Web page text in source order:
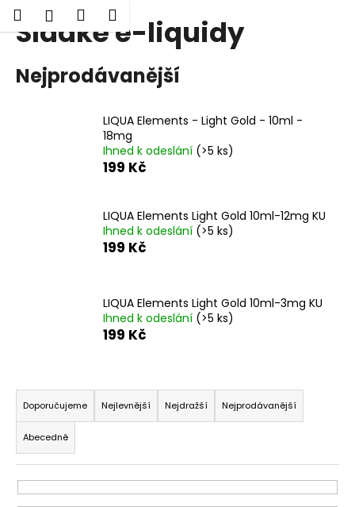
Přejít
HledatPřihlášení
Nákupní
košík
Sladké e-liquidy
Nejprodávanější
LIQUA Elements - Light Gold - 10ml -
18mg
Ihned k odeslání (>5 ks)
199 Kč
LIQUA Elements Light Gold 10ml-12mg KU
Ihned k odeslání (>5 ks)
199 Kč
LIQUA Elements Light Gold 10ml-3mg KU
Ihned k odeslání (>5 ks)
199 Kč
Ř
a
z
e
n
í
Doporučujeme Nejlevnější Nejdražší Nejprodávanější
Abecedně
o Zpět
Zpět
C
j
í
t
?